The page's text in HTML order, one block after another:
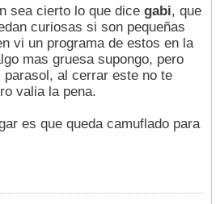
sea cierto lo que dice gabi, que
curiosas si son pequeñas
vi un programa de estos en la
mas gruesa supongo, pero
parasol, al cerrar este no te
valia la pena.
es que queda camuflado para